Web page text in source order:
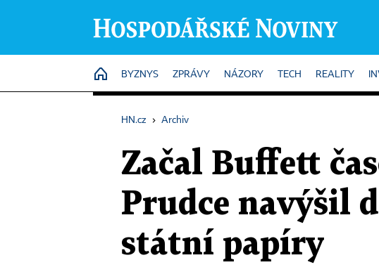
HOME
BYZNYS ZPRÁVY NÁZORY TECH REALITY
HN.cz › Archiv
Začal Buffett
Prudce navýšil
státní papíry